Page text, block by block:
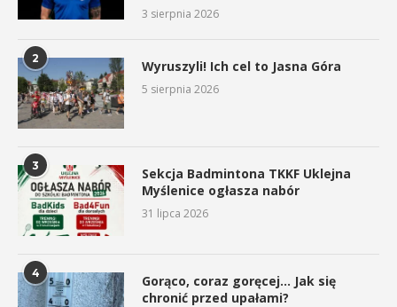
3 sierpnia 2026
2 Wyruszyli! Ich cel to Jasna Góra
5 sierpnia 2026
3
Sekcja Badmintona TKKF Uklejna
Myślenice ogłasza nabór
31 lipca 2026
4
Gorąco, coraz goręcej… Jak się
chronić przed upałami?